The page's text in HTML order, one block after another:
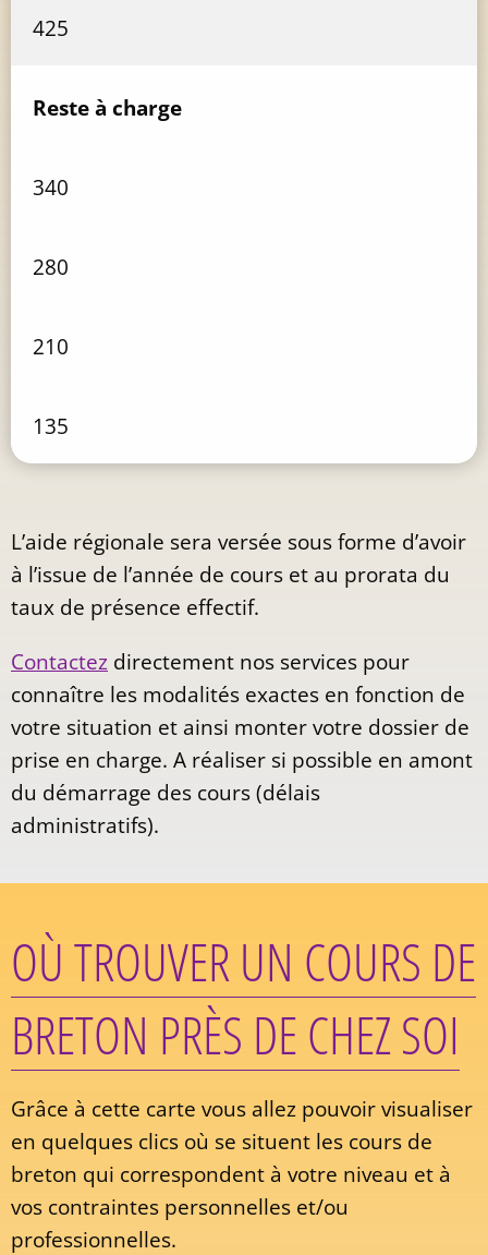
425
Reste à charge
340
280
210
135
L’aide régionale sera versée sous forme d’avoir
à l’issue de l’année de cours et au prorata du
taux de présence effectif.
Contactez directement nos services pour
connaître les modalités exactes en fonction de
votre situation et ainsi monter votre dossier de
prise en charge. A réaliser si possible en amont
du démarrage des cours (délais
administratifs).
OÙ TROUVER UN COURS DE
BRETON PRÈS DE CHEZ SOI
Grâce à cette carte vous allez pouvoir visualiser
en quelques clics où se situent les cours de
breton qui correspondent à votre niveau et à
vos contraintes personnelles et/ou
professionnelles.